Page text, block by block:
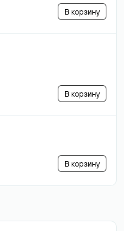
В корзину
В корзину
В корзину